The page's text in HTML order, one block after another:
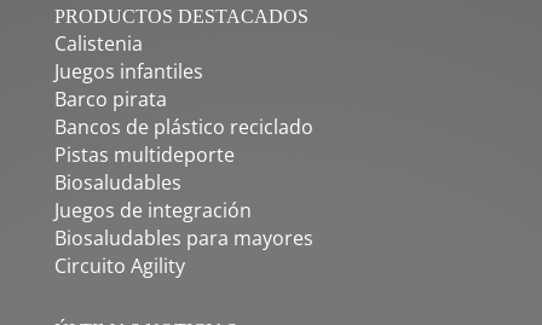
PRODUCTOS DESTACADOS
Calistenia
Juegos infantiles
Barco pirata
Bancos de plástico reciclado
Pistas multideporte
Biosaludables
Juegos de integración
Biosaludables para mayores
Circuito Agility